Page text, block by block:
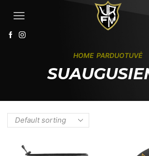
HOME PARDUOTUVĖ